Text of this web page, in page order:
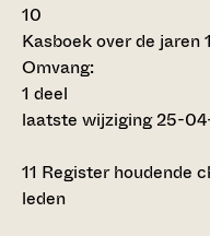
10
Kasboek over de jaren
Omvang:
1 deel
laatste wijziging 25-
11 Register houdende
leden